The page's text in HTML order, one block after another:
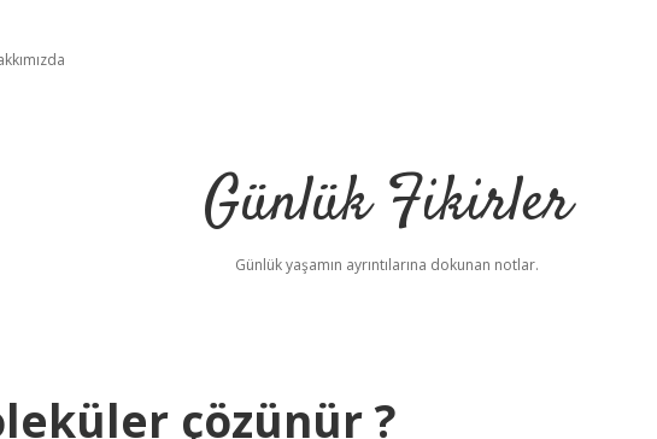
Günlük Fikirler
Günlük yaşamın ayrıntılarına dokunan notlar.
çözünür ?